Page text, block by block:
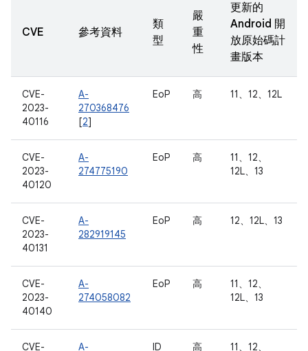
CVE 參考資料
類
型
嚴
重
性
更新的
Android 開
放原始碼計
畫版本
CVE-
2023-
40116
A-
270368476
[2]
EoP 高 11、12、12L
CVE-
2023-
40120
A-
274775190
EoP 高
11、12、
12L、13
CVE-
2023-
40131
A-
282919145
EoP 高 12、12L、13
CVE-
2023-
40140
A-
274058082
EoP 高
11、12、
12L、13
CVE- A- ID 高 11、12、